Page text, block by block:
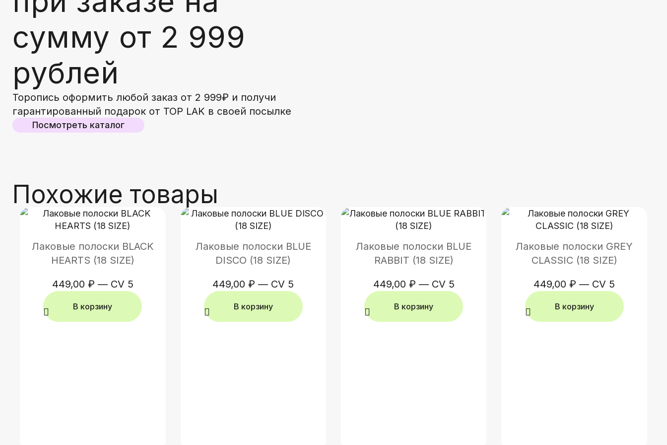
сумму от 2 999
рублей
Торопись оформить любой заказ от 2 999₽ и получи
гарантированный подарок от TOP LAK в своей посылке
Посмотреть каталог
Похожие товары
Лаковые полоски BLACK
HEARTS (18 SIZE)
449,00 ₽ — CV 5
В корзину
Лаковые полоски BLUE
DISCO (18 SIZE)
449,00₽ — CV 5
В корзину
Лаковые полоски BLUE
RABBIT (18 SIZE)
449,00 ₽ — CV 5
В корзину
Лаковые полоски GREY
CLASSIC (18 SIZE)
449,00₽ — CV 5
В корзину